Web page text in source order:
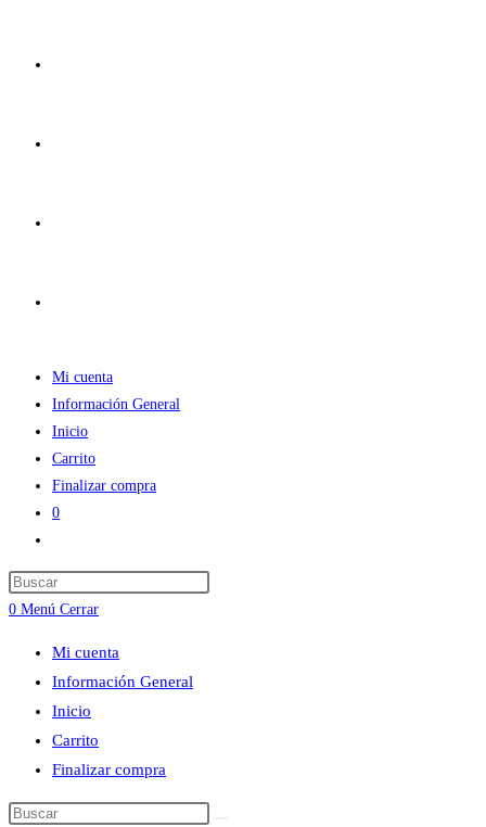
Mi cuenta
Información General
Inicio
Carrito
Finalizar compra
0
de
la
web
0 Menú Cerrar
Mi cuenta
Información General
Inicio
Carrito
Finalizar compra
Buscar